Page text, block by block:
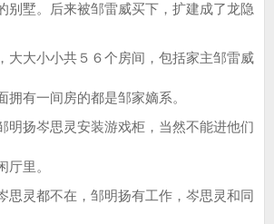
别墅。后来被邹雷威买下，扩建成了龙隐
大小小共５６个房间，包括家主邹雷威
拥有一间房的都是邹家嫡系。
扬岑思灵安装游戏柜，当然不能进他们
厅里。
灵都不在，邹明扬有工作，岑思灵和同